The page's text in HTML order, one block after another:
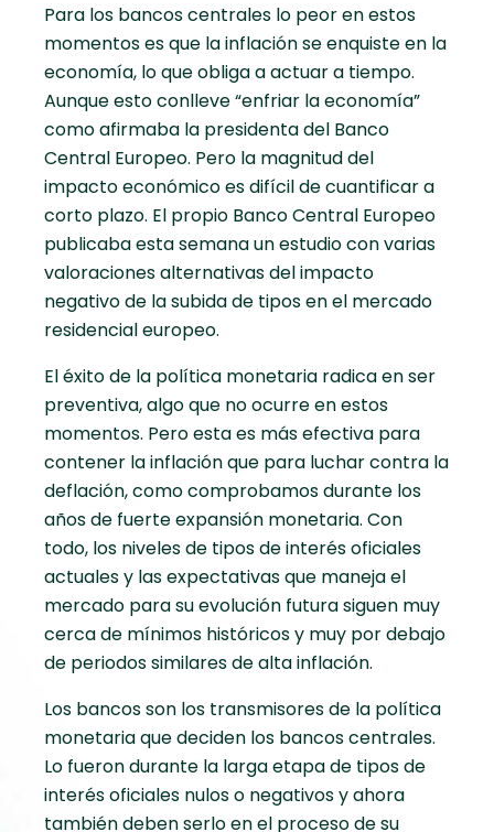
Para los bancos centrales lo peor en estos
momentos es que la inflación se enquiste en la
economía, lo que obliga a actuar a tiempo.
Aunque esto conlleve “enfriar la economía”
como afirmaba la presidenta del Banco
Central Europeo. Pero la magnitud del
impacto económico es difícil de cuantificar a
corto plazo. El propio Banco Central Europeo
publicaba esta semana un estudio con varias
valoraciones alternativas del impacto
negativo de la subida de tipos en el mercado
residencial europeo.
El éxito de la política monetaria radica en ser
preventiva, algo que no ocurre en estos
momentos. Pero esta es más efectiva para
contener la inflación que para luchar contra la
deflación, como comprobamos durante los
años de fuerte expansión monetaria. Con
todo, los niveles de tipos de interés oficiales
actuales y las expectativas que maneja el
mercado para su evolución futura siguen muy
cerca de mínimos históricos y muy por debajo
de periodos similares de alta inflación.
Los bancos son los transmisores de la política
monetaria que deciden los bancos centrales.
Lo fueron durante la larga etapa de tipos de
interés oficiales nulos o negativos y ahora
también deben serlo en el proceso de su